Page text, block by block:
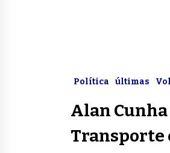
Política últimas
Alan
Transporte